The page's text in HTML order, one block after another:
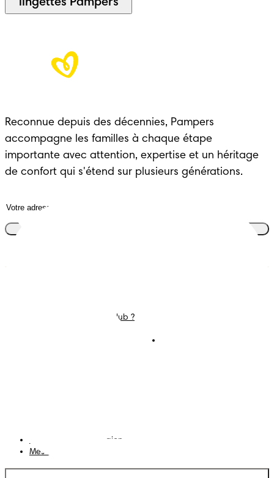
lingettes Pampers
Reconnue depuis des décennies, Pampers
accompagne les familles à chaque étape
importante avec attention, expertise et un héritage
de confort qui s'étend sur plusieurs générations.
C'est Quoi Pampers Club ?
Changer le pays/région
Mes données